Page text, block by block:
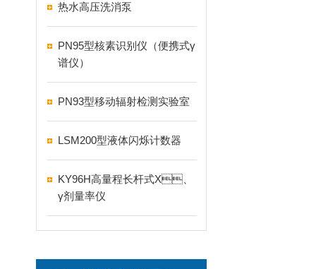
热水高压洗消泵
PN95型核素识别仪（便携式γ
谱仪）
PN93型移动辐射检测实验室
LSM200型液体闪烁计数器
KY96H高量程长杆式X、
γ剂量率仪